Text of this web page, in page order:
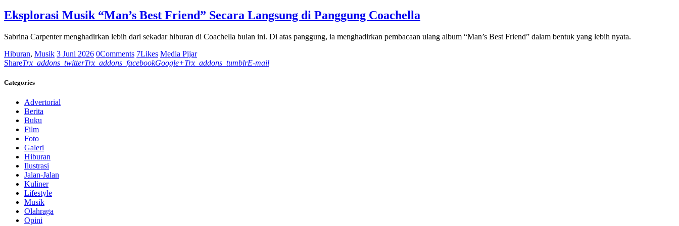
Eksplorasi Musik “Man’s Best Friend” Secara Langsung di Panggung Coachella
Sabrina Carpenter menghadirkan lebih dari sekadar hiburan di Coachella bulan ini. Di atas panggung, ia menghadirkan pembacaan ulang album “Man’s Best Friend” dalam bentuk yang lebih nyata.
Hiburan, Musik 3 Juni 2026 0Comments 7Likes Media Pijar
ShareTrx_addons_twitterTrx_addons_facebookGoogle+Trx_addons_tumblrE-mail
Categories
Advertorial
Berita
Buku
Film
Foto
Galeri
Hiburan
Ilustrasi
Jalan-Jalan
Kuliner
Lifestyle
Musik
Olahraga
Opini